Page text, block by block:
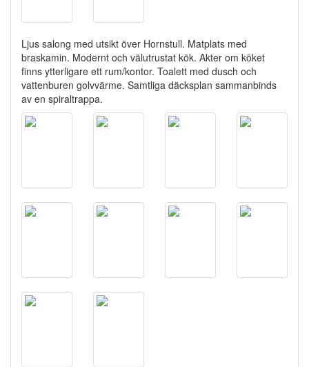
Ljus salong med utsikt över Hornstull. Matplats med
braskamin. Modernt och välutrustat kök. Akter om köket
finns ytterligare ett rum/kontor. Toalett med dusch och
vattenburen golvvärme. Samtliga däcksplan sammanbinds
av en spiraltrappa.